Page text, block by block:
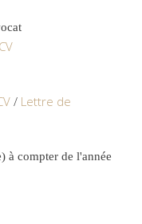
/ Lettre de
à compter de l'année